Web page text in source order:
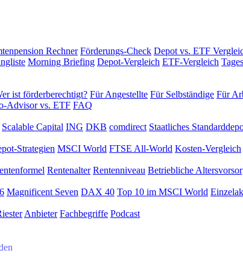
Rechner Förderungs-Check Depot vs. ETF
Morning Briefing Depot-Vergleich ETF-Vergleich
ist förderberechtigt? Für Angestellte Für Selbständige Für
Advisor vs. ETF FAQ
Scalable Capital ING DKB comdirect Staatliches
Strategien MSCI World FTSE All-World Kosten-Vergleich
Rentenalter Rentenniveau Betriebliche
Magnificent Seven DAX 40 Top 10 im MSCI World
Anbieter Fachbegriffe Podcast